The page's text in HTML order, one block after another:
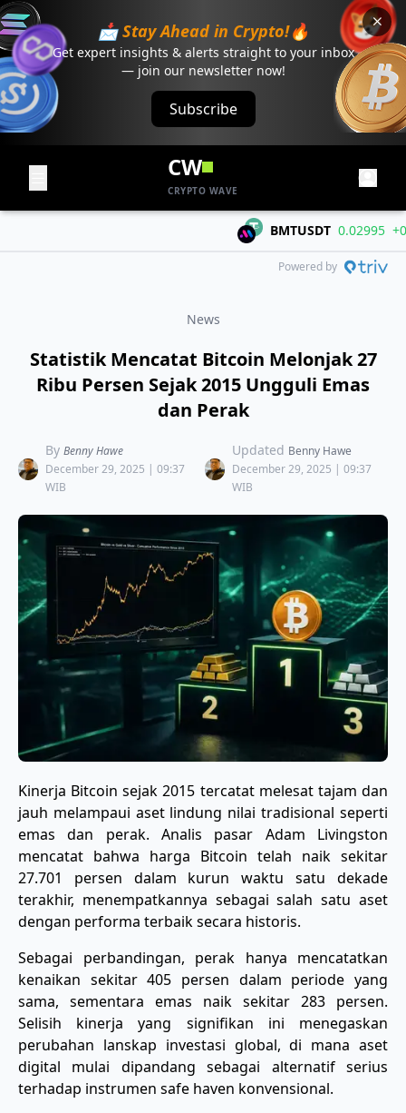
📩 Stay Ahead in Crypto!🔥
Get expert insights & alerts straight to your inbox
— join our newsletter now!
Subscribe
CW
CRYPTO WAVE
BMTUSDT 0.02995
Powered by
News
Statistik Mencatat Bitcoin Melonjak 27
Ribu Persen Sejak 2015 Ungguli Emas
dan Perak
By Benny Hawe
December 29, 2025 | 09:37
WIB
Updated Benny Hawe
December 29, 2025 | 09:37
WIB
Kinerja Bitcoin sejak 2015 tercatat melesat tajam dan
jauh melampaui aset lindung nilai tradisional seperti
emas dan perak. Analis pasar Adam Livingston
mencatat bahwa harga Bitcoin telah naik sekitar
27.701 persen dalam kurun waktu satu dekade
terakhir, menempatkannya sebagai salah satu aset
dengan performa terbaik secara historis.
Sebagai perbandingan, perak hanya mencatatkan
kenaikan sekitar 405 persen dalam periode yang
sama, sementara emas naik sekitar 283 persen.
Selisih kinerja yang signifikan ini menegaskan
perubahan lanskap investasi global, di mana aset
digital mulai dipandang sebagai alternatif serius
terhadap instrumen safe haven konvensional.